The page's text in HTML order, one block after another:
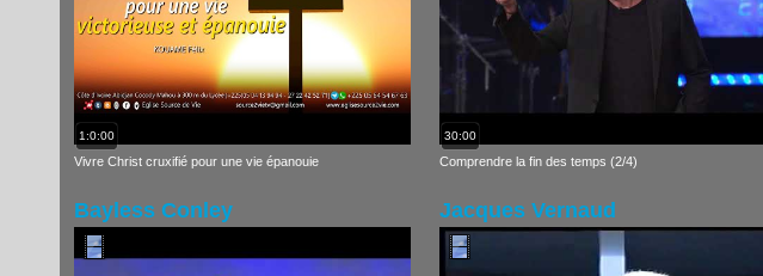
1:0:00
Vivre Christ cruxifié pour une vie épanouie
30:00
Comprendre la fin des temps (2/4)
Bayless Conley Jacques Vernaud